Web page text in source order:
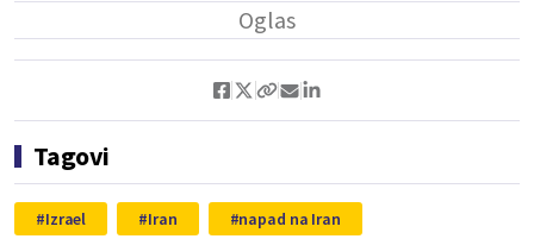
Tagovi
Izrael Iran
napad na Iran